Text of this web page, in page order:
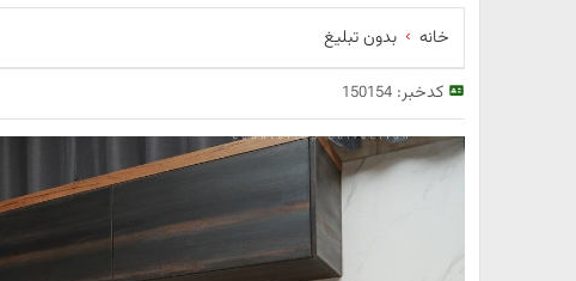
خانه بدون تبلیغ
کدخبر:150154